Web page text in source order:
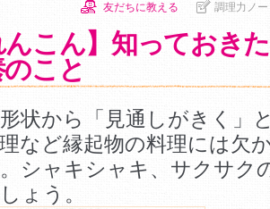
友だちに教える 調理力ノ
んこん】知っておき
こと
状から「見通しがきく」
など縁起物の料理には欠
シャキシャキ、サクサク
ょう。